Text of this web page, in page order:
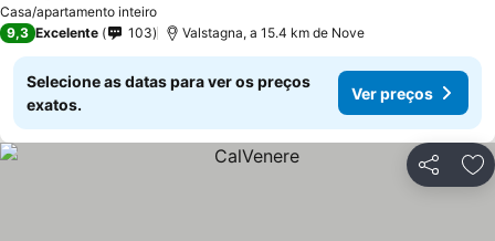
Casa/apartamento inteiro
9,3 Excelente 103 Valstagna, a 15.4 km de Nove
Selecione as datas para ver os preços
exatos.
Ver preços
Partilhar